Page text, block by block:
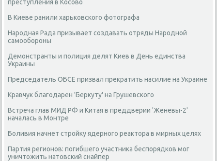
преступления в Косово
В Киеве ранили харьковского фотографа
Народная Рада призывает создавать отряды Народной
самообороны
Демонстранты и полиция делят Киев в День единства
Украины
Председатель ОБСЕ призвал прекратить насилие на Украине
Кравчук благодарен 'Беркуту' на Грушевского
Встреча глав МИД РФ и Китая в преддверии 'Женевы-2'
началась в Монтре
Боливия начнет стройку ядерного реактора в мирных целях
Партия регионов: погибшего участника беспорядков мог
уничтожить натовский снайпер